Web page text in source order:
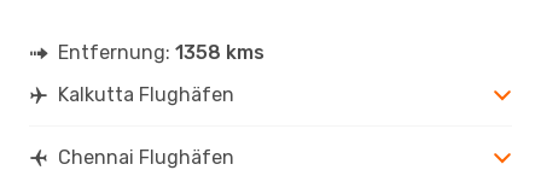
Entfernung: 1358 kms
Kalkutta Flughäfen
Chennai Flughäfen